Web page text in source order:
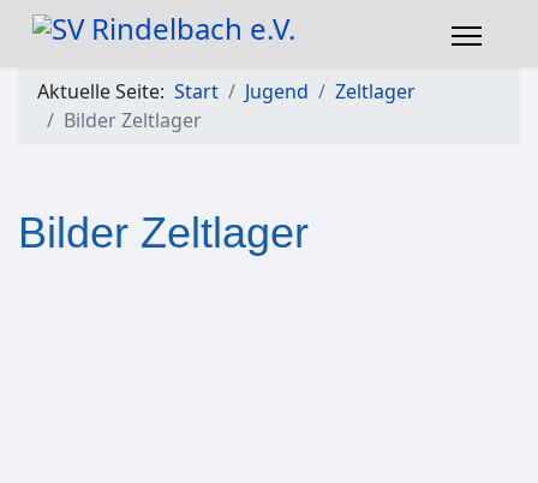
Aktuelle Seite: Start Jugend
Zeltlager
Bilder Zeltlager
Bilder Zeltlager